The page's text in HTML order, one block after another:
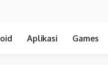
Aplikasi Games